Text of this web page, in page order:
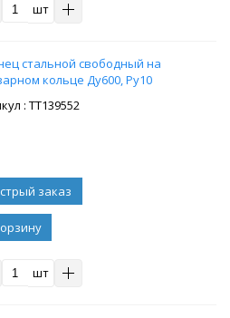
шт
стальной свободный на
кольце Ду600, Ру10
: ТТ139552
шт